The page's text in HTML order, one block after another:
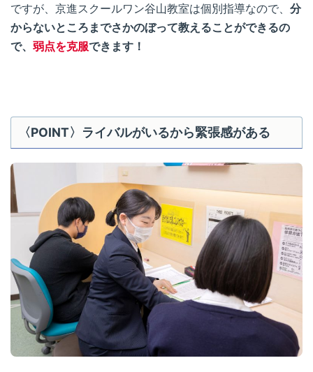
ですが、京進スクールワン谷山教室は個別指導なので、 分
からないところまでさかのぼって教えることができるの
で、 弱点を克服できます！
〈POINT〉ライバルがいるから緊張感がある